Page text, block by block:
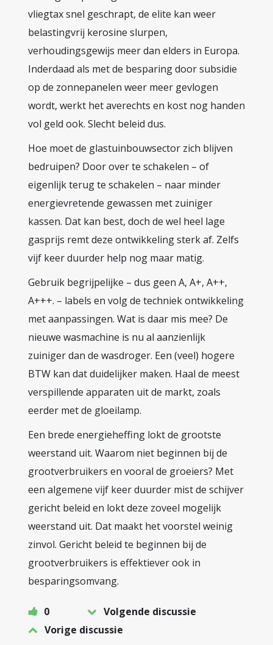
vliegtax snel geschrapt, de elite kan weer
belastingvrij kerosine slurpen,
verhoudingsgewijs meer dan elders in Europa.
Inderdaad als met de besparing door subsidie
op de zonnepanelen weer meer gevlogen
wordt, werkt het averechts en kost nog handen
vol geld ook. Slecht beleid dus.
Hoe moet de glastuinbouwsector zich blijven
bedruipen? Door over te schakelen – of
eigenlijk terug te schakelen – naar minder
energievretende gewassen met zuiniger
kassen. Dat kan best, doch de wel heel lage
gasprijs remt deze ontwikkeling sterk af. Zelfs
vijf keer duurder help nog maar matig.
Gebruik begrijpelijke – dus geen A, A+, A++,
A+++. – labels en volg de techniek ontwikkeling
met aanpassingen. Wat is daar mis mee? De
nieuwe wasmachine is nu al aanzienlijk
zuiniger dan de wasdroger. Een (veel) hogere
BTW kan dat duidelijker maken. Haal de meest
verspillende apparaten uit de markt, zoals
eerder met de gloeilamp.
Een brede energieheffing lokt de grootste
weerstand uit. Waarom niet beginnen bij de
grootverbruikers en vooral de groeiers? Met
een algemene vijf keer duurder mist de schijver
gericht beleid en lokt deze zoveel mogelijk
weerstand uit. Dat maakt het voorstel weinig
zinvol. Gericht beleid te beginnen bij de
grootverbruikers is effektiever ook in
besparingsomvang.
0
Volgende discussie
Vorige discussie